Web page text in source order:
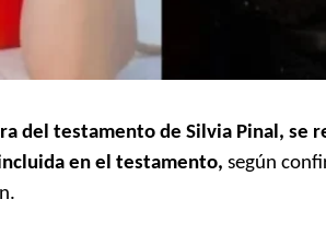
del testamento de Silvia Pinal, se
en el testamento, según